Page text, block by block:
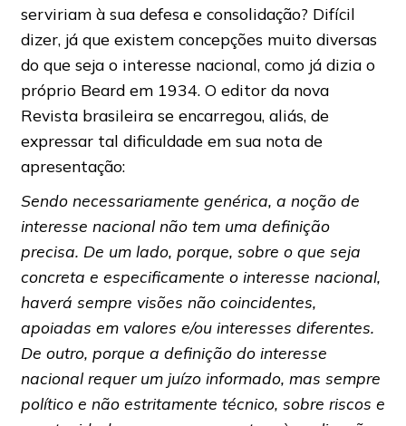
serviriam à sua defesa e consolidação? Difícil
dizer, já que existem concepções muito diversas
do que seja o interesse nacional, como já dizia o
próprio Beard em 1934. O editor da nova
Revista brasileira se encarregou, aliás, de
expressar tal dificuldade em sua nota de
apresentação:
Sendo necessariamente genérica, a noção de
interesse nacional não tem uma definição
precisa. De um lado, porque, sobre o que seja
concreta e especificamente o interesse nacional,
haverá sempre visões não coincidentes,
apoiadas em valores e/ou interesses diferentes.
De outro, porque a definição do interesse
nacional requer um juízo informado, mas sempre
político e não estritamente técnico, sobre riscos e